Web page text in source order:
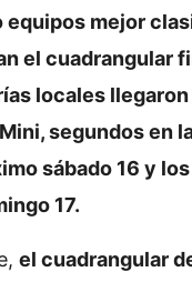
equipos mejor
el cuadrangular
locales llegaron
segundos en
sábado 16 y
17.
el cuadrangular